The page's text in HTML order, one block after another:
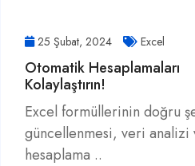
25 Şubat, 2024 Excel
Otomatik Hesaplamaları
Kolaylaştırın!
Excel formüllerinin doğru
güncellenmesi, veri analizi
hesaplama ..